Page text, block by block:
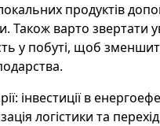
продуктів
Також варто звертати
у побуті, щоб
інвестиції в
логістики та